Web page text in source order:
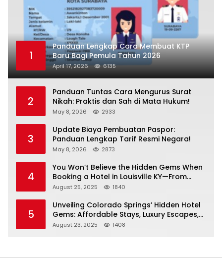
1
Panduan Lengkap Cara Membuat KTP
Baru Bagi Pemula Tahun 2026
April 17, 2026 6135
2
Panduan Tuntas Cara Mengurus Surat
Nikah: Praktis dan Sah di Mata Hukum!
May 8, 2026 2933
3
Update Biaya Pembuatan Paspor:
Panduan Lengkap Tarif Resmi Negara!
May 8, 2026 2873
4
You Won’t Believe the Hidden Gems When
Booking a Hotel in Louisville KY—From
Cheap to Luxe!
August 25, 2025 1840
5
Unveiling Colorado Springs’ Hidden Hotel
Gems: Affordable Stays, Luxury Escapes,
and Everything In Between!
August 23, 2025 1408